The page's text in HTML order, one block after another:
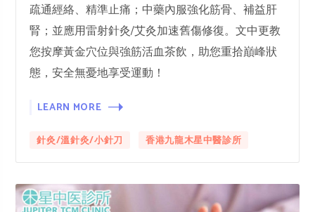
疏通經絡、精準止痛；中藥內服強化筋骨、補益肝
腎；並應用雷射針灸/艾灸加速舊傷修復。文中更教
您按摩黃金穴位與強筋活血茶飲，助您重拾巔峰狀
態，安全無憂地享受運動！
LEARN MORE
針灸/溫針灸/小針刀 香港九龍木星中醫診所